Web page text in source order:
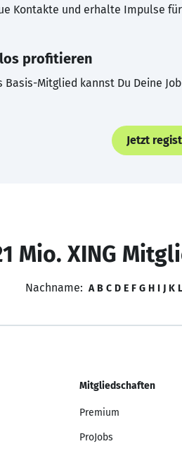
Kontakte und erhalte Impulse
profitieren
Basis-Mitglied kannst Du Deine
Jetzt
Mio. XING
Nachname: A B C D E F G H I J K L
Mitgliedschaften
Premium
ProJobs